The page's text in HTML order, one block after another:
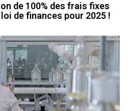
de 100% des frais fixes
de finances pour 2025 !